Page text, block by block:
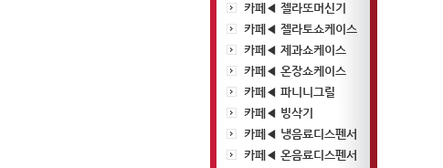
카페◀ 젤라또머신기
카페◀ 젤라토쇼케이스
카페◀ 제과쇼케이스
카페◀ 온장쇼케이스
카페◀ 파니니그릴
카페◀ 빙삭기
카페◀ 냉음료디스펜서
카페◀ 온음료디스펜서